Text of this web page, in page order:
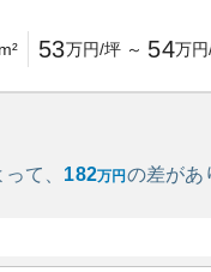
53万円/坪 ～ 54万
て、 182万円 の差があ